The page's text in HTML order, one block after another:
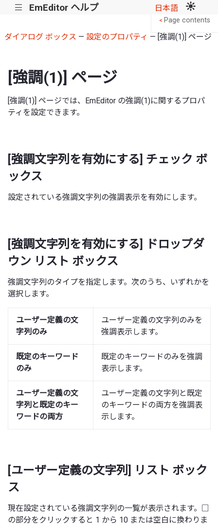
||| EmEditor ヘルプ 日本語
ダイアログ ボックス — 設定のプロパティ — [強調(1)] ページ
[強調(1)] ページ
[強調(1)] ページでは、EmEditor の強調(1)に関するプロパ
ティを設定できます。
[強調文字列を有効にする] チェック ボ
ックス
設定されている強調文字列の強調表示を有効にします。
[強調文字列を有効にする] ドロップダ
ウン リスト ボックス
強調文字列のタイプを指定します。次のうち、いずれかを
選択します。
ユーザー定義の文
字列のみ
ユーザー定義の文字列のみを
強調表示します。
既定のキーワード
のみ
既定のキーワードのみを強調
表示します。
ユーザー定義の文
字列と既定のキー
ワードの両方
ユーザー定義の文字列と既定
のキーワードの両方を強調表
示します。
[ユーザー定義の文字列] リスト ボック
ス
現在設定されている強調文字列の一覧が表示されます。□
の部分をクリックすると 1 から 10 または空白に換わりま
< Page contents